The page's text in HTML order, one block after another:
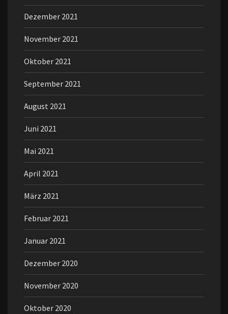
Dezember 2021
November 2021
Oktober 2021
September 2021
August 2021
Juni 2021
Mai 2021
April 2021
März 2021
Februar 2021
Januar 2021
Dezember 2020
November 2020
Oktober 2020